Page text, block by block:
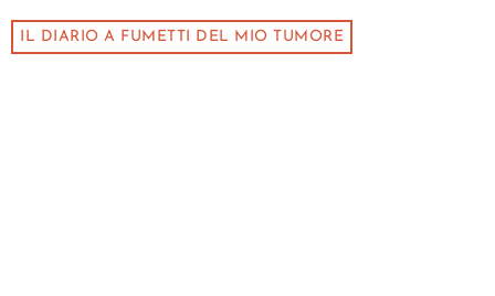
IL DIARIO A FUMETTI DEL MIO TUMORE